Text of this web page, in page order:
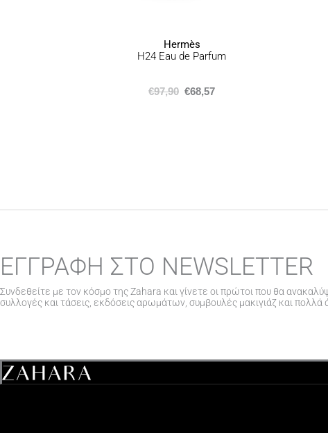
Hermès
H24 Eau de Parfum
€97,90 €68,57
ΕΓΓΡΑΦΗ ΣΤΟ NEWSLETTER
Συνδεθείτε με τον κόσμο της Zahara και γίνετε οι πρώτοι που θα
συλλογές και τάσεις, εκδόσεις αρωμάτων, συμβουλές μακιγιάζ και πολλά